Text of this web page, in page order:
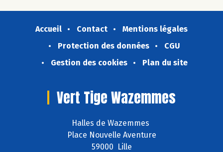
Accueil Contact
Mentions légales
Protection des données
CGU
Gestion des cookies
Plan du site
Vert Tige Wazemmes
Halles de Wazemmes
Place Nouvelle Aventure
59000 Lille